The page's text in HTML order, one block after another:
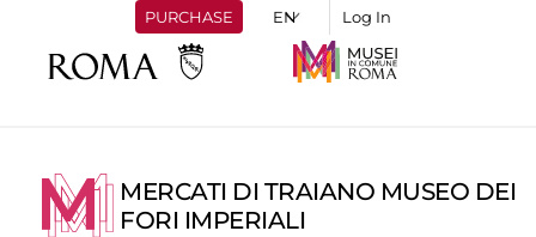
PURCHASE Log In
MERCATI DI TRAIANO MUSEO DEI
FORI IMPERIALI